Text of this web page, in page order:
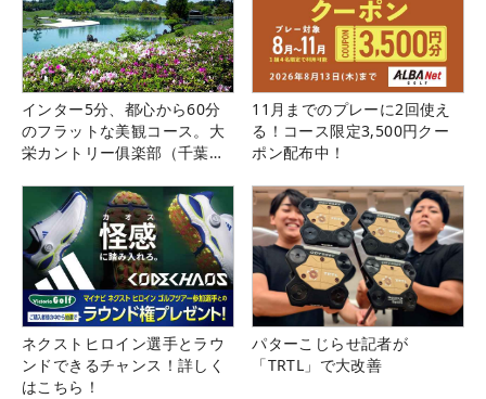
インター5分、都心から60分
のフラットな美観コース。大
栄カントリー俱楽部（千葉
11月までのプレーに2回使え
る！コース限定3,500円クー
ポン配布中！
ネクストヒロイン選手とラウ
ンドできるチャンス！詳しく
はこちら！
パターこじらせ記者が
「TRTL」で大改善